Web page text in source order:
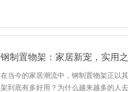
钢制置物架：家居新宠，实用
在当今的家居潮流中，钢制置物架正以
架到底有多好用？为什么越来越多的人